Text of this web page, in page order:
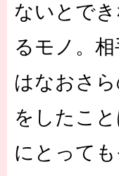
ないとで
るモノ。
はなおさ
をしたこ
にとって